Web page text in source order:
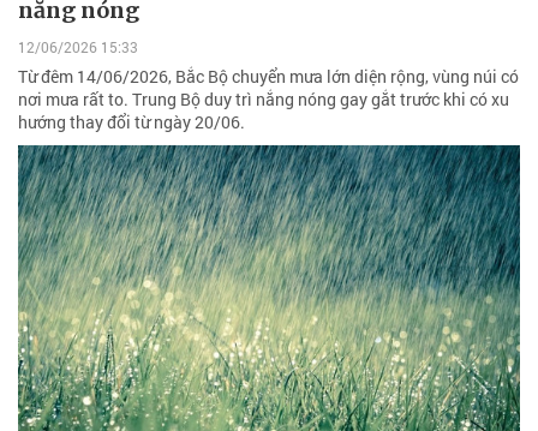
nắng nóng
12/06/2026 15:33
Từ đêm 14/06/2026, Bắc Bộ chuyển mưa lớn diện rộng, vùng núi có
nơi mưa rất to. Trung Bộ duy trì nắng nóng gay gắt trước khi có xu
hướng thay đổi từ ngày 20/06.